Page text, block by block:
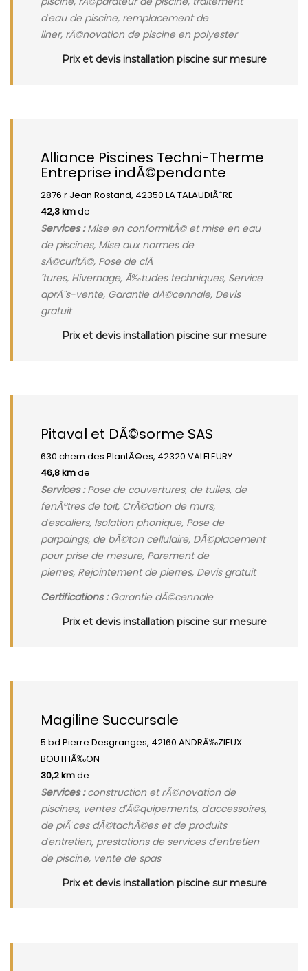
d'eau de piscine, remplacement de
liner, rÃ©novation de piscine en polyester
Prix et devis installation piscine sur mesure
Alliance Piscines Techni-Therme
Entreprise indÃ©pendante
2876 r Jean Rostand, 42350 LA TALAUDIÃˆRE
42,3 kmde
Services :Mise en conformitÃ© et mise en eau
de piscines, Mise aux normes de
sÃ©curitÃ©, Pose de clÃ
´tures, Hivernage, Ã‰tudes techniques, Service
aprÃ¨s-vente, Garantie dÃ©cennale, Devis
gratuit
Prix et devis installation piscine sur mesure
Pitaval et DÃ©sorme SAS
630 chem des PlantÃ©es, 42320 VALFLEURY
46,8 kmde
Services :Pose de couvertures, de tuiles, de
fenÃªtres de toit, CrÃ©ation de murs,
d'escaliers, Isolation phonique, Pose de
parpaings, de bÃ©ton cellulaire, DÃ©placement
pour prise de mesure, Parement de
pierres, Rejointement de pierres, Devis gratuit
Certifications :Garantie dÃ©cennale
Prix et devis installation piscine sur mesure
Magiline Succursale
5 bd Pierre Desgranges, 42160 ANDRÃ‰ZIEUX
BOUTHÃ‰ON
30,2 kmde
Services :construction et rÃ©novation de
piscines, ventes d'Ã©quipements, d'accessoires,
de piÃ¨ces dÃ©tachÃ©es et de produits
d'entretien, prestations de services d'entretien
de piscine, vente de spas
Prix et devis installation piscine sur mesure